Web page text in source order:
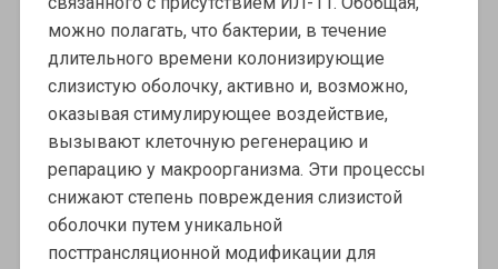
можно полагать, что бактерии, в течение
длительного времени колонизирующие
слизистую оболочку, активно и, возможно,
оказывая стимулирующее воздействие,
вызывают клеточную регенерацию и
репарацию у макроорганизма. Эти процессы
снижают степень повреждения слизистой
оболочки путем уникальной
посттрансляционной модификации для